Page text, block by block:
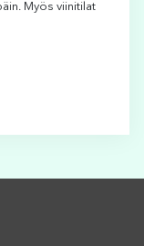
Myös viinitilat